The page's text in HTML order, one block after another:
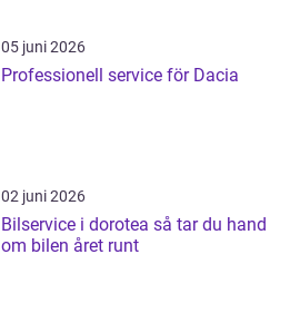
05 juni 2026
Professionell service för Dacia
02 juni 2026
Bilservice i dorotea så tar du hand
om bilen året runt